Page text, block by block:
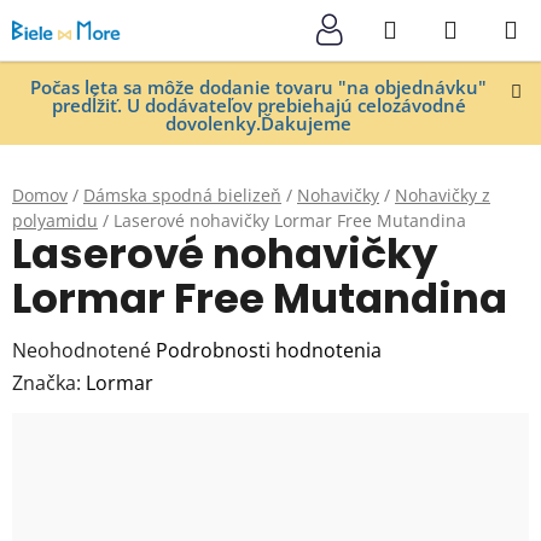
na
obsah
Počas leta sa môže dodanie tovaru "na objednávku"
predĺžiť. U dodávateľov prebiehajú celozávodné
dovolenky.Ďakujeme
Hľadať
KOŠÍK
Domov / Dámska spodná bielizeň / Nohavičky / Nohavičky z
polyamidu / Laserové nohavičky Lormar Free Mutandina
Laserové nohavičky
Lormar Free Mutandina
Priemerné
hodnotenie
Neohodnotené Podrobnosti hodnotenia
Značka: Lormar